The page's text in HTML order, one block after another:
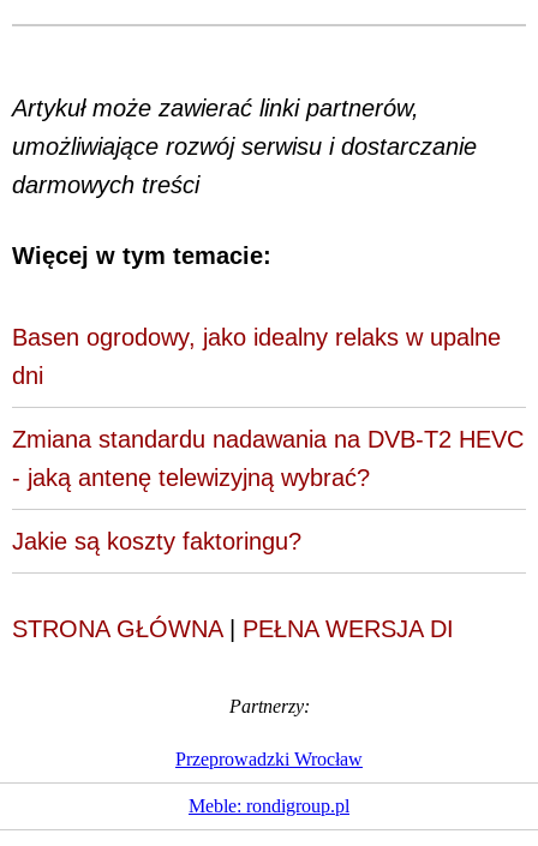
Artykuł może zawierać linki partnerów,
umożliwiające rozwój serwisu i dostarczanie
darmowych treści
Więcej w tym temacie:
Basen ogrodowy, jako idealny relaks w upalne
dni
Zmiana standardu nadawania na DVB-T2 HEVC
- jaką antenę telewizyjną wybrać?
Jakie są koszty faktoringu?
STRONA GŁÓWNA| PEŁNA WERSJA DI
Partnerzy:
Przeprowadzki Wrocław
Meble: rondigroup.pl